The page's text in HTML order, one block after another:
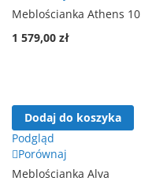
Meblościanka Athens 10
1 579,00 zł
Dodaj do koszyka
Podgląd
Porównaj
Meblościanka Alva